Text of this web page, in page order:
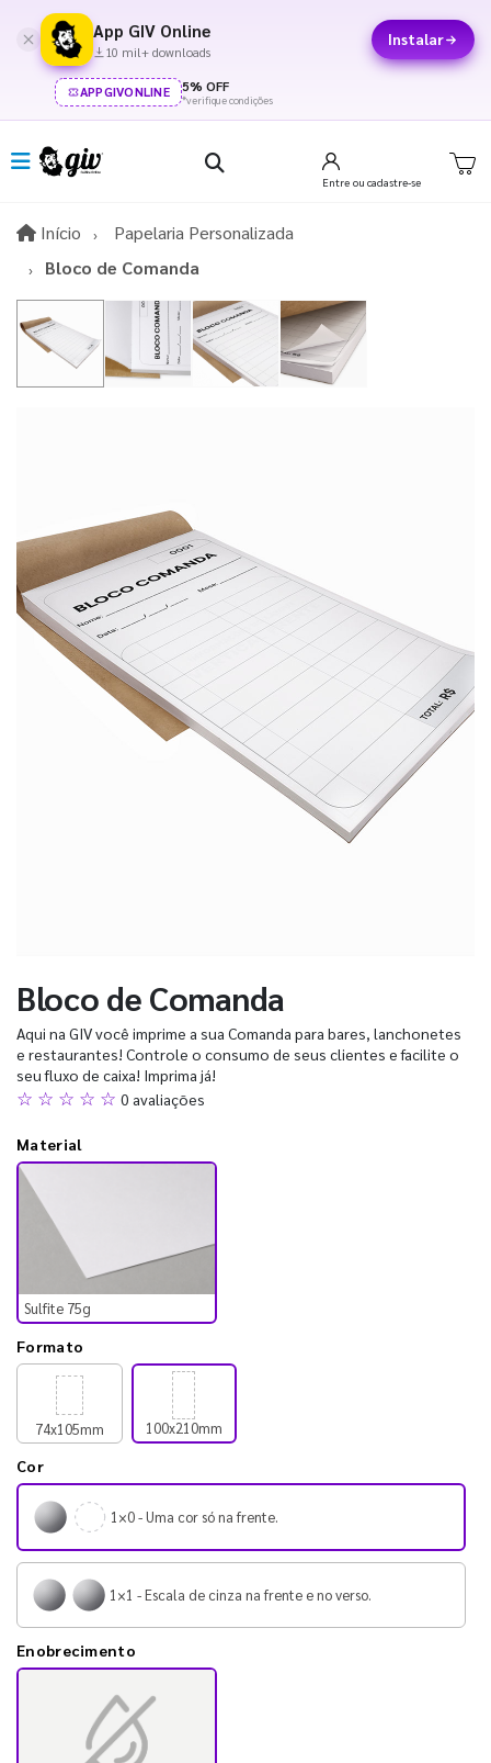
App GIV Online
10 mil+ downloads
Instalar
APPGIVONLINE 5% OFF
*verifique condições
Entre ou cadastre-se
Início InícioPapelaria Personalizada
Bloco de Comanda
Bloco de Comanda
Aqui na GIV você imprime a sua Comanda para bares, lanchonetes
e restaurantes! Controle o consumo de seus clientes e facilite o
seu fluxo de caixa! Imprima já!
☆ ☆ ☆ ☆ ☆ 0 avaliações
Material
Sulfite 75g
Formato
74x105mm 100x210mm
Cor
1×0 - Uma cor só na frente.
1×1 - Escala de cinza na frente e no verso.
Enobrecimento